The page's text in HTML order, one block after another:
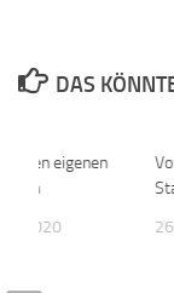
DAS
planen eigenen
2020